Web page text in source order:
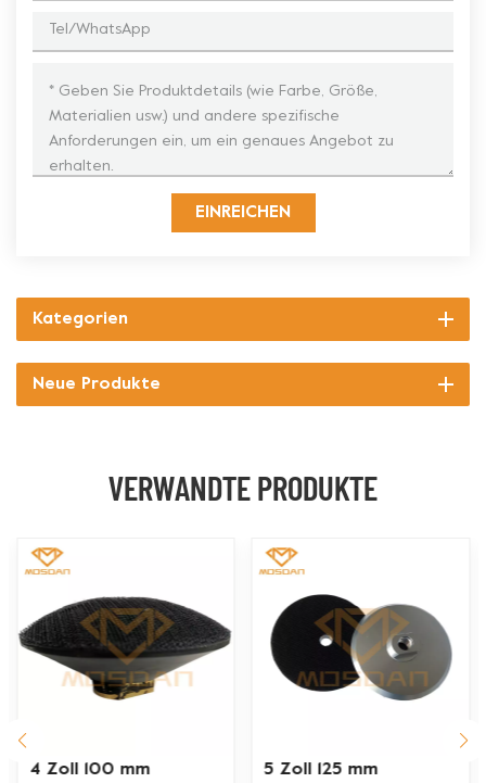
EINREICHEN
Kategorien
Neue Produkte
VERWANDTE PRODUKTE
4 Zoll 100 mm
5 Zoll 125 mm